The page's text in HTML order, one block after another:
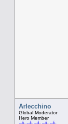
Arlecchino
Global Moderator
Hero Member